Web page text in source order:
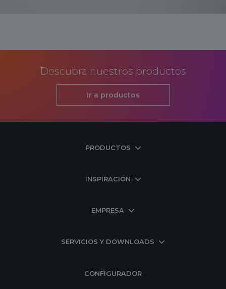
Descubra nuestros productos
Ir a productos
PRODUCTOS
INSPIRACIÓN
EMPRESA
SERVICIOS Y DOWNLOADS
CONFIGURADOR